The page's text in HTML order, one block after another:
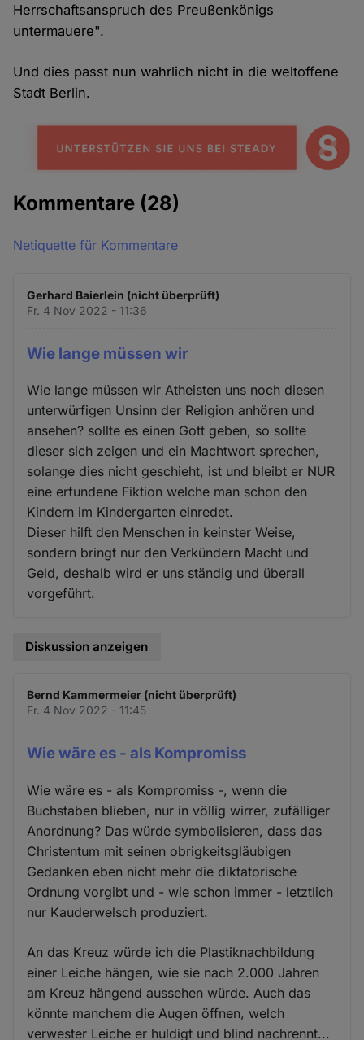
Herrschaftsanspruch des Preußenkönigs
untermauere".
Und dies passt nun wahrlich nicht in die weltoffene
Stadt Berlin.
Kommentare (28)
Netiquette für Kommentare
Gerhard Baierlein (nicht überprüft)
Fr. 4 Nov 2022 - 11:36
Wie lange müssen wir
Wie lange müssen wir Atheisten uns noch diesen
unterwürfigen Unsinn der Religion anhören und
ansehen? sollte es einen Gott geben, so sollte
dieser sich zeigen und ein Machtwort sprechen,
solange dies nicht geschieht, ist und bleibt er NUR
eine erfundene Fiktion welche man schon den
Kindern im Kindergarten einredet.
Dieser hilft den Menschen in keinster Weise,
sondern bringt nur den Verkündern Macht und
Geld, deshalb wird er uns ständig und überall
vorgeführt.
Diskussion anzeigen
Bernd Kammermeier (nicht überprüft)
Fr. 4 Nov 2022 - 11:45
Wie wäre es - als Kompromiss
Wie wäre es - als Kompromiss -, wenn die
Buchstaben blieben, nur in völlig wirrer, zufälliger
Anordnung? Das würde symbolisieren, dass das
Christentum mit seinen obrigkeitsgläubigen
Gedanken eben nicht mehr die diktatorische
Ordnung vorgibt und - wie schon immer - letztlich
nur Kauderwelsch produziert.
An das Kreuz würde ich die Plastiknachbildung
einer Leiche hängen, wie sie nach 2.000 Jahren
am Kreuz hängend aussehen würde. Auch das
könnte manchem die Augen öffnen, welch
verwester Leiche er huldigt und blind nachrennt...